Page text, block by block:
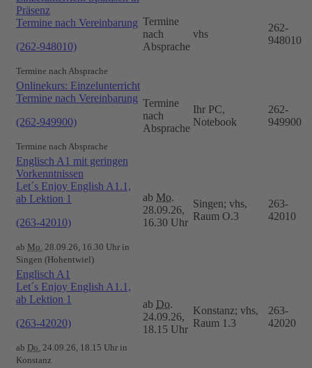
Präsenz
Termine nach Vereinbarung
(262-948010)
Termine nach Absprache
Termine
nach
Absprache
vhs
262-
948010
Onlinekurs: Einzelunterricht
Termine nach Vereinbarung
(262-949900)
Termine nach Absprache
Termine
nach
Absprache
Ihr PC,
Notebook
262-
949900
Englisch A1 mit geringen
Vorkenntnissen
Let´s Enjoy English A1.1,
ab Lektion 1
(263-42010)
ab Mo. 28.09.26, 16.30 Uhr in
Singen (Hohentwiel)
ab Mo.
28.09.26,
16.30 Uhr
Singen; vhs,
Raum O.3
263-
42010
Englisch A1
Let´s Enjoy English A1.1,
ab Lektion 1
(263-42020)
ab Do. 24.09.26, 18.15 Uhr in
Konstanz
ab Do.
24.09.26,
18.15 Uhr
Konstanz; vhs,
Raum 1.3
263-
42020